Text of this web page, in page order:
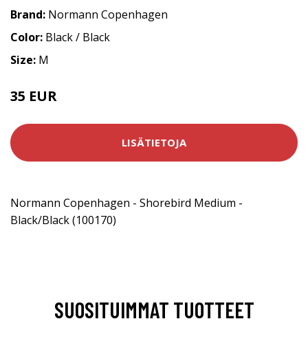
Brand: Normann Copenhagen
Color: Black / Black
Size: M
35 EUR
LISÄTIETOJA
Normann Copenhagen - Shorebird Medium -
Black/Black (100170)
SUOSITUIMMAT TUOTTEET